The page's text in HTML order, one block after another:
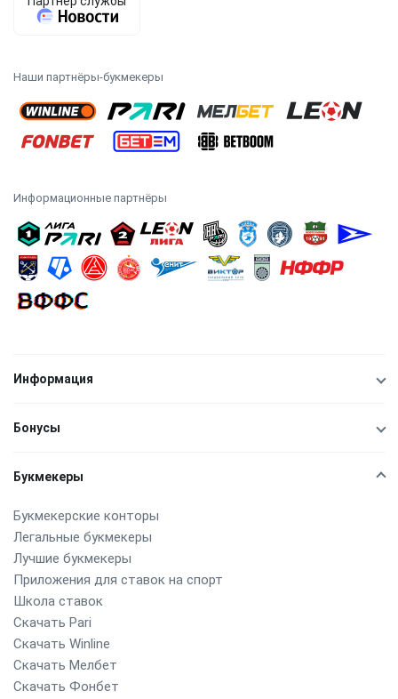
Наши партнёры-букмекеры
Информационные партнёры
Информация
Бонусы
Букмекеры
Букмекерские конторы
Легальные букмекеры
Лучшие букмекеры
Приложения для ставок на спорт
Школа ставок
Скачать Pari
Скачать Winline
Скачать Мелбет
Скачать Фонбет